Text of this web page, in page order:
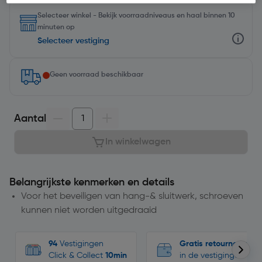
Selecteer winkel - Bekijk voorraadniveaus en haal binnen 10
minuten op
Selecteer vestiging
Geen voorraad beschikbaar
Aantal
In winkelwagen
Belangrijkste kenmerken en details
Voor het beveiligen van hang-& sluitwerk, schroeven
kunnen niet worden uitgedraaid
94 Vestigingen
Click & Collect 10min
Gratis retourneren
in de vestigingen